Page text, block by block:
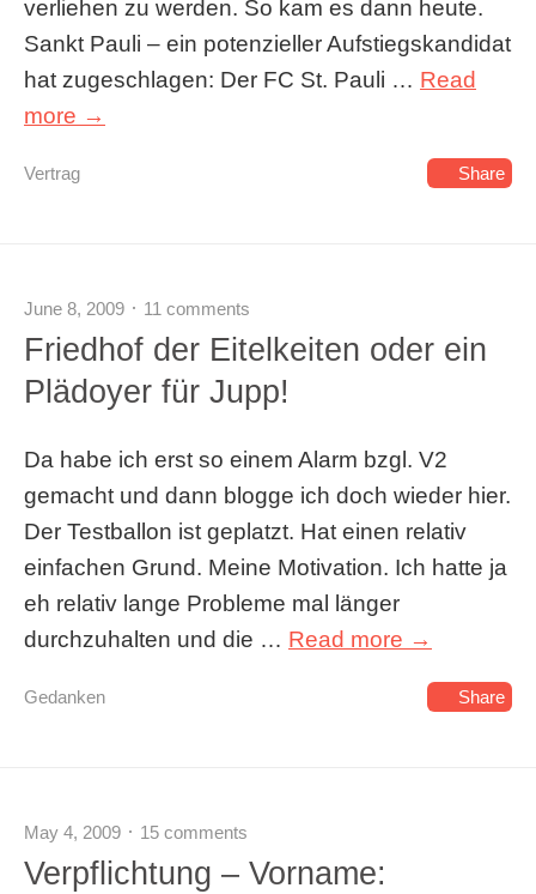
verliehen zu werden. So kam es dann heute.
Sankt Pauli – ein potenzieller Aufstiegskandidat
hat zugeschlagen: Der FC St. Pauli … Read
more →
Vertrag Share
June 8, 2009 11 comments
Friedhof der Eitelkeiten oder ein
Plädoyer für Jupp!
Da habe ich erst so einem Alarm bzgl. V2
gemacht und dann blogge ich doch wieder hier.
Der Testballon ist geplatzt. Hat einen relativ
einfachen Grund. Meine Motivation. Ich hatte ja
eh relativ lange Probleme mal länger
durchzuhalten und die … Read more →
Gedanken Share
May 4, 2009 15 comments
Verpflichtung – Vorname: